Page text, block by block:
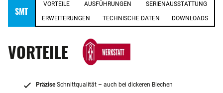
SMT
VORTEILE AUSFÜHRUNGEN SERIENAUSSTATTUNG
ERWEITERUNGEN TECHNISCHE DATEN DOWNLOADS
VORTEILE
PräziseSchnittqualität – auch bei dickeren Blechen